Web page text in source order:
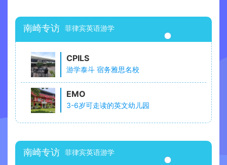
南崎专访 菲律宾英语游学
CPILS
游学泰斗 宿务雅思名校
EMO
3-6岁可走读的英文幼儿园
南崎专访 菲律宾英语游学